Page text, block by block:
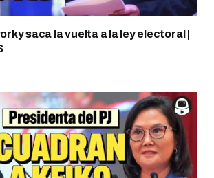
saca la vuelta a la ley electoral |